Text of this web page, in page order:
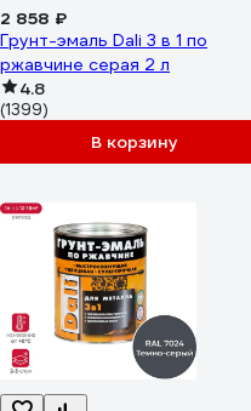
2 858 ₽
Грунт-эмаль Dali 3 в 1 по
ржавчине серая 2 л
4.8
(1399)
В корзину